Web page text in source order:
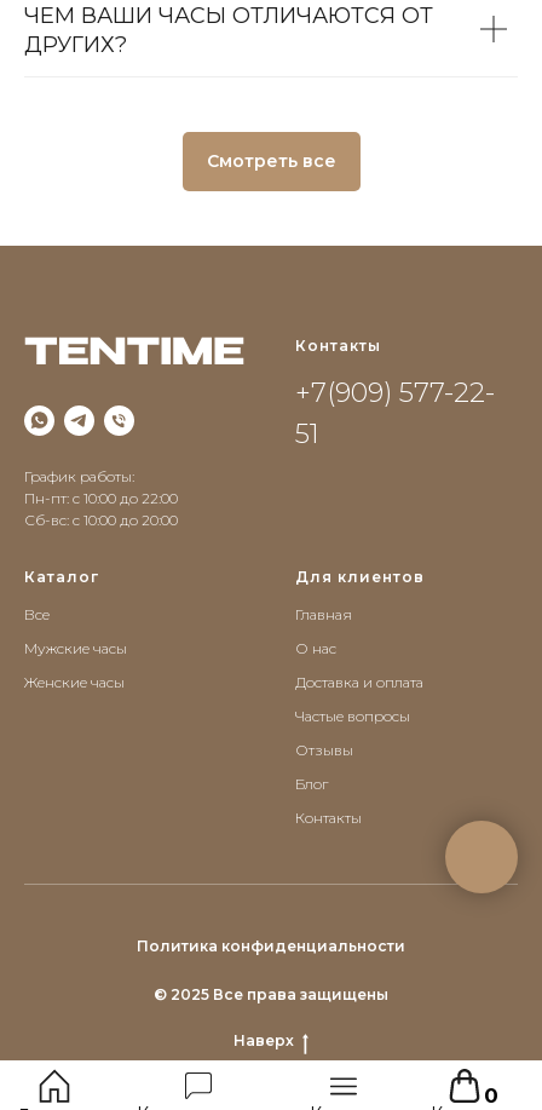
ЧЕМ ВАШИ ЧАСЫ ОТЛИЧАЮТСЯ ОТ
ДРУГИХ?
Смотреть все
График работы:
Пн-пт: с 10:00 до 22:00
Сб-вс: c 10:00 до 20:00
Контакты
+7(909) 577-22-
51
Каталог
Все
Мужские часы
Женские часы
Для клиентов
Главная
О нас
Доставка и оплата
Частые вопросы
Отзывы
Блог
Контакты
Политика конфиденциальности
© 2025 Все права защищены
Наверх